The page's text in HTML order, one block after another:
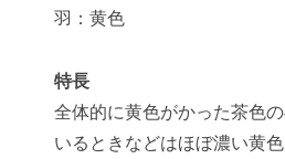
羽：黄色
特長
全体的に黄色がかった茶色
いるときなどはほぼ濃い黄